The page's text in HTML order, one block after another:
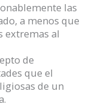
las
a menos que
extremas al
de
que el
de un